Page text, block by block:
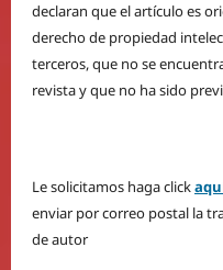
declaran que el artículo es
derecho de propiedad
terceros, que no se
revista y que no ha sido
Le solicitamos haga click
enviar por correo postal la
de autor